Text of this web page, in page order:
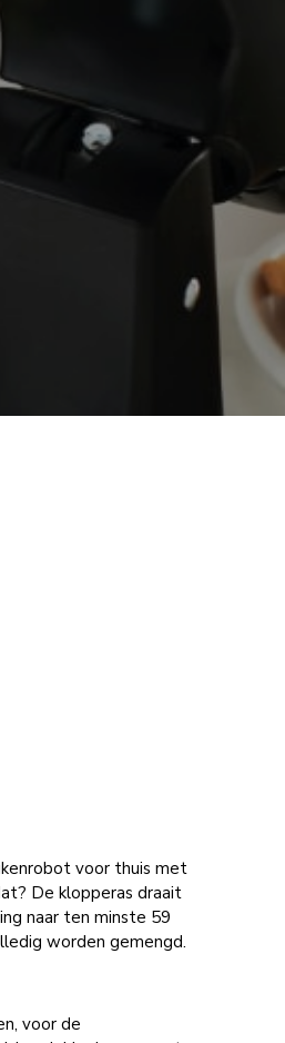
voor thuis met
De klopperas draait
naar ten minste 59
worden gemengd.
voor de